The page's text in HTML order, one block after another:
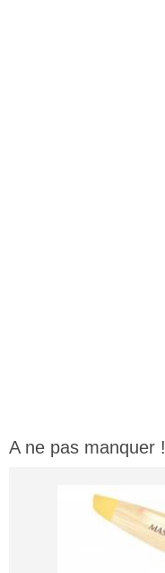
A ne pas manquer !